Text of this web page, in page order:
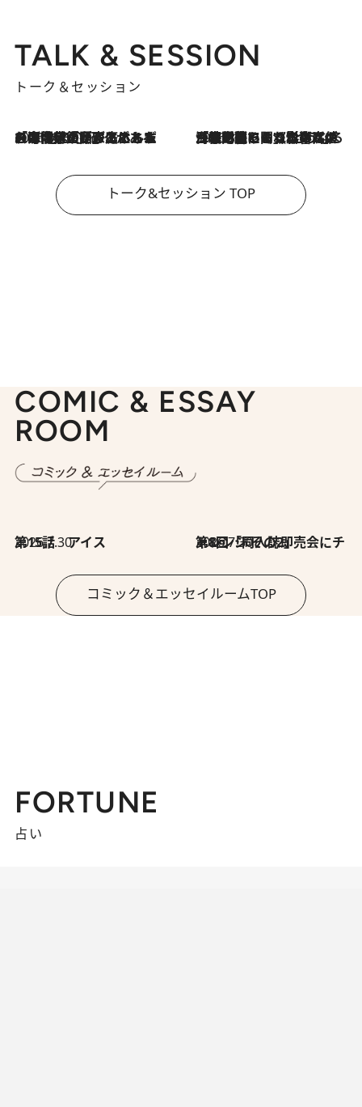
TALK & SESSION
トーク＆セッション
2026.8.3
「今後値上げがあるとすれば…」「リスクがあるのは今年の冬」エネルギー専門家が語る、ホルムズ海峡封鎖が家庭にもたらす“ある心配” 2026.8.3
「住宅建てられない…」「サーチャージ料の高値が続いている」ホルムズ海峡封鎖による影響はいつまで続く？《エネルギー専門家に聞く“どうなる日本の暮らし”》
トーク&セッション TOP
COMIC & ESSAY
ROOM
2026.7.30
第15話 アイス 2026.7.30
第8回「同人誌即売会にチャレンジ その2」
コミック＆エッセイルームTOP
FORTUNE
占い